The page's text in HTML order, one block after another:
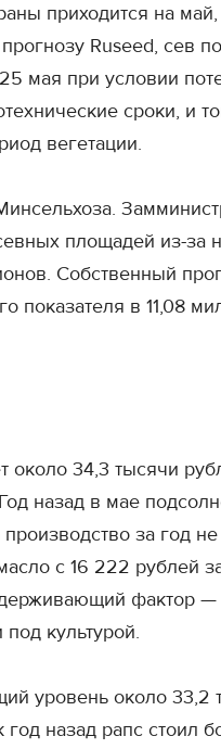
приходится на
Ruseed,
мая при условии
сроки, и
вегетации.
площадей из-
Собственный
показателя в 11,08
около 34,3 тысячи
назад в мае
производство за
с 16 222 рублей
фактор
культурой.
уровень около
год назад рапс